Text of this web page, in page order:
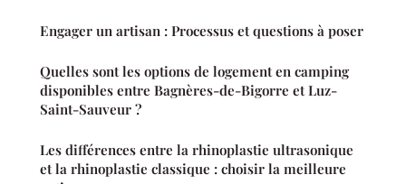
Engager un artisan : Processus et questions à poser
Quelles sont les options de logement en camping
disponibles entre Bagnères-de-Bigorre et Luz-
Saint-Sauveur ?
Les différences entre la rhinoplastie ultrasonique
et la rhinoplastie classique : choisir la meilleure